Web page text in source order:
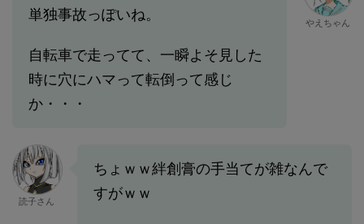
単独事故っぽいね。
自転車で走ってて、一瞬よそ見した
時に穴にハマって転倒って感じ
か・・・
やえちゃん
読子さん
ちょｗｗ絆創膏の手当てが雑なんで
すがｗｗ